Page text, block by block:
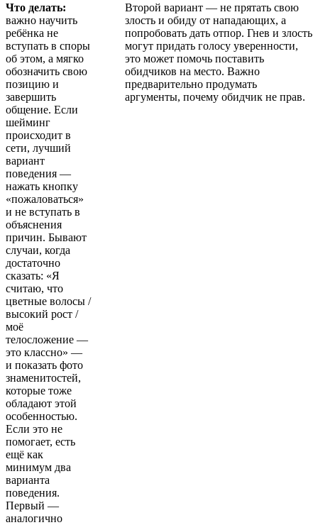
Что делать:
важно научить
ребёнка не
вступать в споры
об этом, а мягко
обозначить свою
позицию и
завершить
общение. Если
шейминг
происходит в
сети, лучший
вариант
поведения —
нажать кнопку
«пожаловаться»
и не вступать в
объяснения
причин. Бывают
случаи, когда
достаточно
сказать: «Я
считаю, что
цветные волосы /
высокий рост /
моё
телосложение —
это классно» —
и показать фото
знаменитостей,
которые тоже
обладают этой
особенностью.
Если это не
помогает, есть
ещё как
минимум два
варианта
поведения.
Первый —
аналогично
Второй вариант — не прятать свою
злость и обиду от нападающих, а
попробовать дать отпор. Гнев и злость
могут придать голосу уверенности,
это может помочь поставить
обидчиков на место. Важно
предварительно продумать
аргументы, почему обидчик не прав.